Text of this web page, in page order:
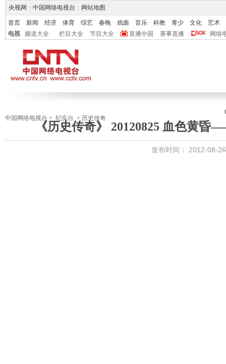
央视网 中国网络电视台 网站地图
首页 新闻 经济 体育 综艺 春晚 戏曲 音乐 科教 青少 文化
艺术
电视
频道大全 栏目大全 节目大全 直播中国 赛事直播 网络
中国网络电视台 > 纪实台 > 历史传奇
《历史传奇》 20120825 血色黄
发布时间： 2012-08-